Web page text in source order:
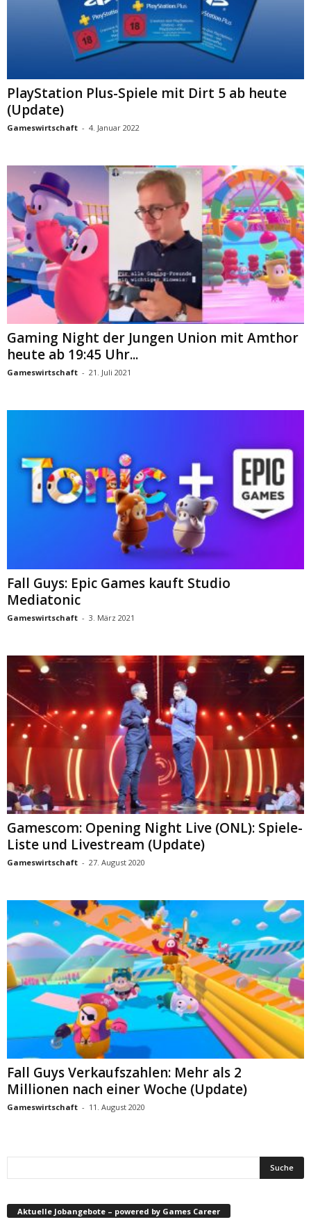
PlayStation Plus-Spiele mit Dirt 5 ab heute
(Update)
Gameswirtschaft - 4. Januar 2022
Gaming Night der Jungen Union mit Amthor
heute ab 19:45 Uhr...
Gameswirtschaft - 21. Juli 2021
Fall Guys: Epic Games kauft Studio
Mediatonic
Gameswirtschaft - 3. März 2021
Gamescom: Opening Night Live (ONL): Spiele-
Liste und Livestream (Update)
Gameswirtschaft - 27. August 2020
Fall Guys Verkaufszahlen: Mehr als 2
Millionen nach einer Woche (Update)
Gameswirtschaft - 11. August 2020
Aktuelle Jobangebote – powered by Games Career